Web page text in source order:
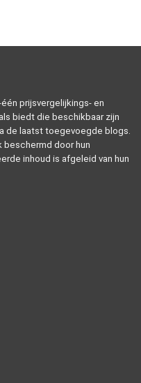
prijsvergelijkings- en
biedt die beschikbaar zijn
de laatst toegevoegde blogs.
door hun
inhoud is afgeleid van hun